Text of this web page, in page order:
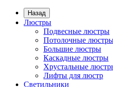
Назад
Люстры
Подвесные люстры
Потолочные
Большие люстры
Каскадные люстры
Хрустальные
Лифты для люстр
Светильники